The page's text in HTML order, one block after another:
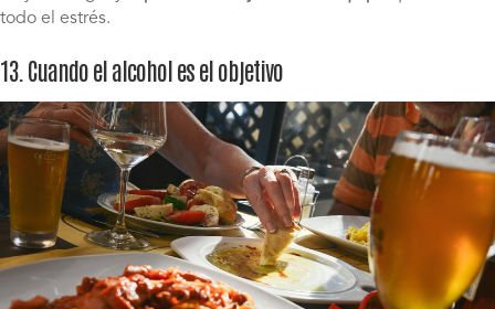
todo el estrés.
13. Cuando el alcohol es el objetivo